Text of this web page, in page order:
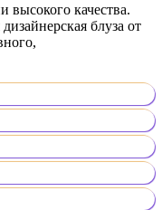
высокого качества.
блуза от